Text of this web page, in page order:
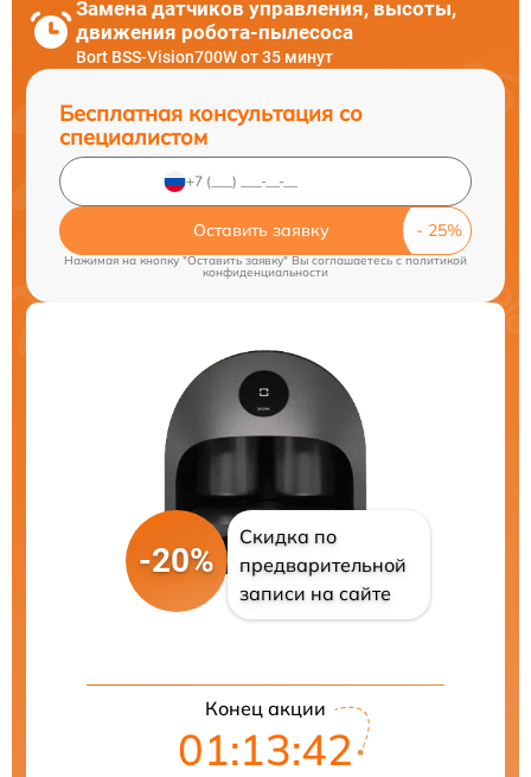
Замена датчиков управления, высоты,
движения робота-пылесоса
Bort BSS-Vision700W от 35 минут
Бесплатная консультация со
специалистом
Оставить заявку
Нажимая на кнопку "Оставить заявку" Вы соглашаетесь cполитикой
конфиденциальности
-20%
Скидка по
предварительной
записи на сайте
Конец акции
01:13:41